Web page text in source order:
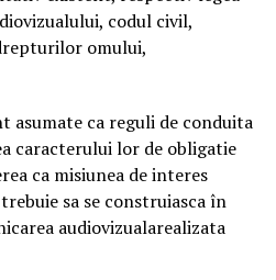
codul civil,
omului,
asumate ca reguli de conduita
caracterului lor de obligatie
ca misiunea de interes
sa se construiasca în
audiovizualarealizata